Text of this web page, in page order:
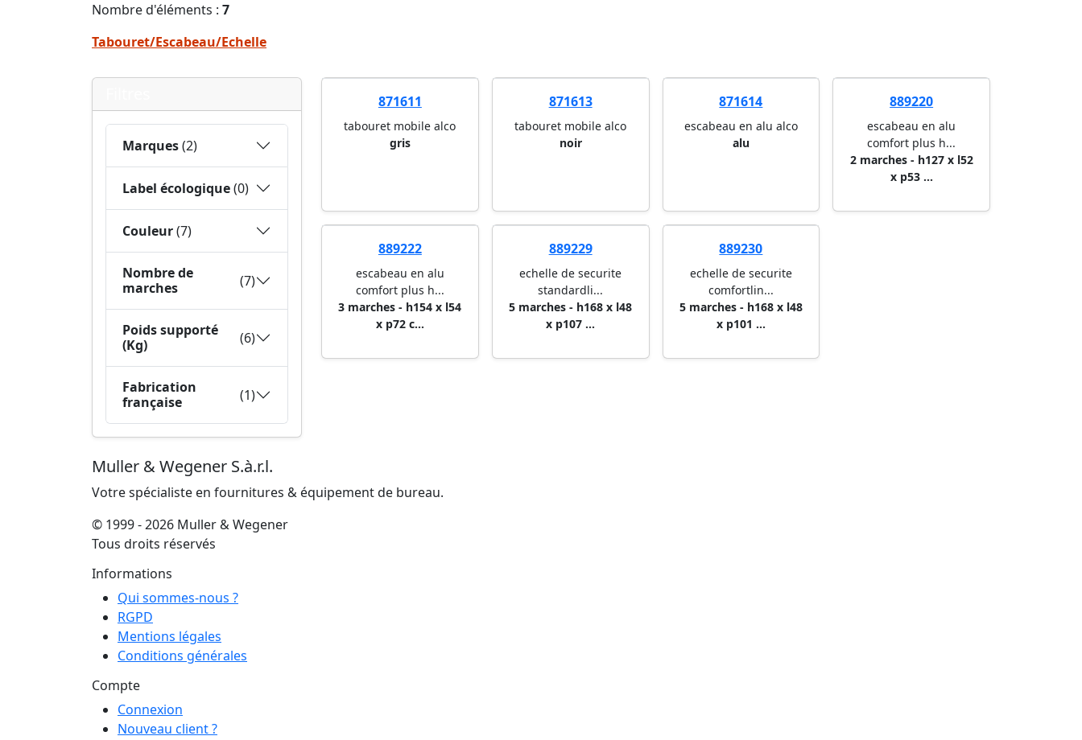
Nombre d'éléments : 7
Tabouret/Escabeau/Echelle
Marques(2)
Label écologique(0)
Couleur(7)
Nombre de
marches
(7)
Poids supporté
(Kg)
(6)
Fabrication
française
(1)
871611
tabouret mobile alco
gris
871613
tabouret mobile alco
noir
871614
escabeau en alu alco
alu
889220
escabeau en alu
comfort plus h...
2 marches - h127 x l52
x p53 ...
889222
escabeau en alu
comfort plus h...
3 marches - h154 x l54
x p72 c...
889229
echelle de securite
standardli...
5 marches - h168 x l48
x p107 ...
889230
echelle de securite
comfortlin...
5 marches - h168 x l48
x p101 ...
Muller & Wegener S.à.r.l.
Votre spécialiste en fournitures & équipement de bureau.
© 1999 - 2026 Muller & Wegener
Tous droits réservés
Informations
Qui sommes-nous ?
RGPD
Mentions légales
Conditions générales
Compte
Connexion
Nouveau client ?